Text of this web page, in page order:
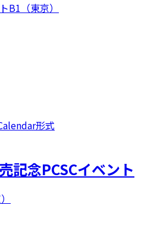
B1（東京）
形式
記念PCSCイベント